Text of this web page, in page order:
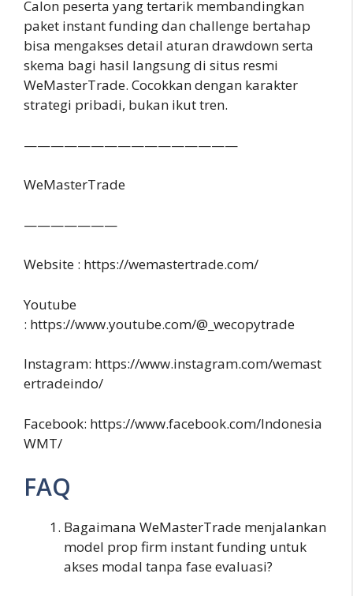
Calon peserta yang tertarik membandingkan
paket instant funding dan challenge bertahap
bisa mengakses detail aturan drawdown serta
skema bagi hasil langsung di situs resmi
WeMasterTrade. Cocokkan dengan karakter
strategi pribadi, bukan ikut tren.
————————————————
WeMasterTrade
———————
Website : https://wemastertrade.com/
Youtube
: https://www.youtube.com/@_wecopytrade
Instagram: https://www.instagram.com/wemast
ertradeindo/
Facebook: https://www.facebook.com/Indonesia
WMT/
FAQ
Bagaimana WeMasterTrade menjalankan
model prop firm instant funding untuk
akses modal tanpa fase evaluasi?